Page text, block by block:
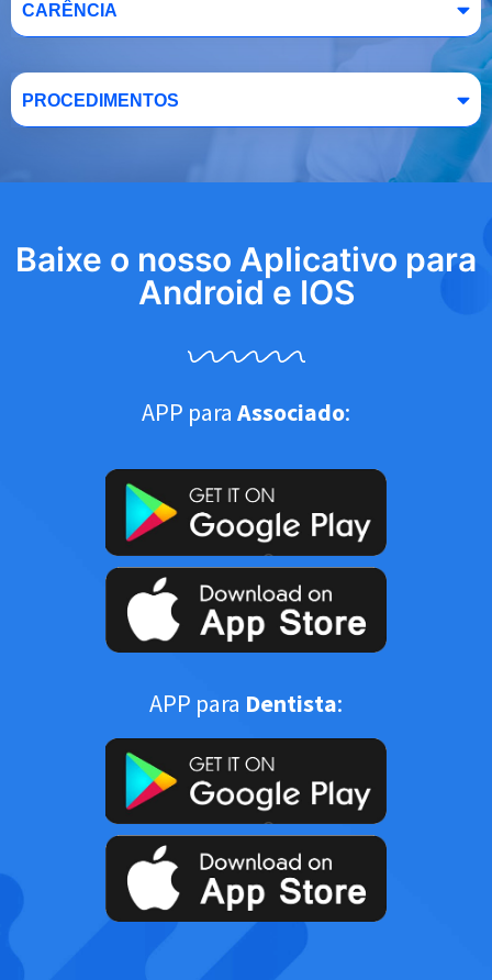
CARÊNCIA
PROCEDIMENTOS
Baixe o nosso Aplicativo para
Android e IOS
APP para Associado:
APP para Dentista: